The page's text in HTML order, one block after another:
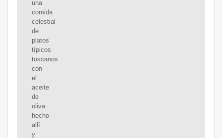
una
comida
celestial
de
platos
típicos
toscanos
con
el
aceite
de
oliva
hecho
allí
y